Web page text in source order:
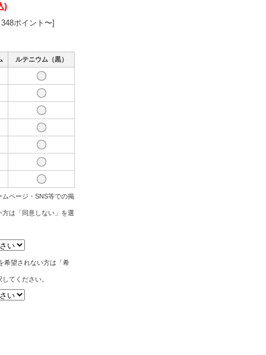
)
ポイント〜]
ルテニウム（黒）
ムページ・SNS等での掲
は「同意しない」を選
希望されない方は「希
てください。